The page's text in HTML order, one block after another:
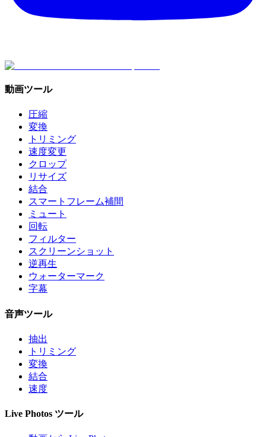
動画ツール
圧縮
変換
トリミング
速度変更
クロップ
リサイズ
結合
スマートフレーム補間
ミュート
回転
フィルター
スクリーンショット
逆再生
ウォーターマーク
字幕
音声ツール
抽出
トリミング
変換
結合
速度
Live Photos ツール